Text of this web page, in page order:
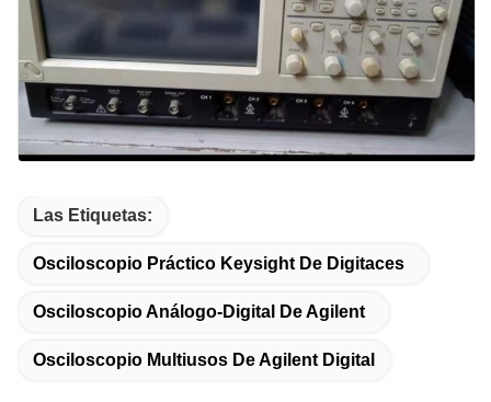
Las Etiquetas:
Osciloscopio Práctico Keysight De Digitaces
Osciloscopio Análogo-Digital De Agilent
Osciloscopio Multiusos De Agilent Digital